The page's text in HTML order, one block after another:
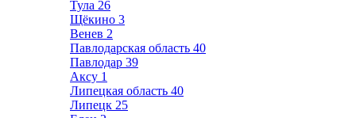
Тула 26
Щёкино 3
Венев 2
Павлодарская область 40
Павлодар 39
Аксу 1
Липецкая область 40
Липецк 25